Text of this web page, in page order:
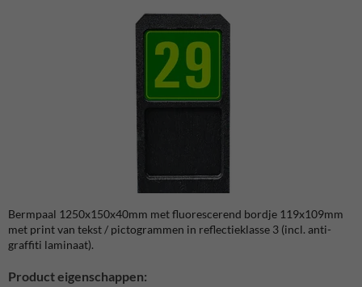
Bermpaal 1250x150x40mm met fluorescerend bordje 119x109mm
met print van tekst / pictogrammen in reflectieklasse 3 (incl. anti-
graffiti laminaat).
Product eigenschappen: